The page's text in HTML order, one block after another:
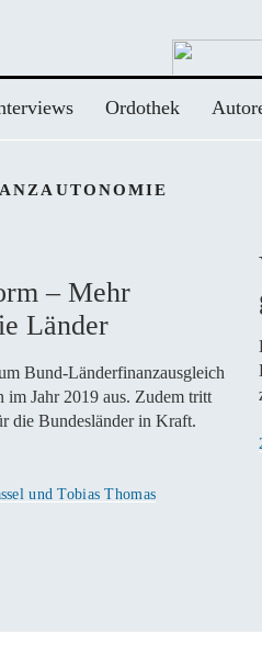
Ordothek
– Mehr
Länder
Bund-Länderfinanzausgleich
Jahr 2019 aus. Zudem tritt
die Bundesländer in Kraft.
und Tobias Thomas